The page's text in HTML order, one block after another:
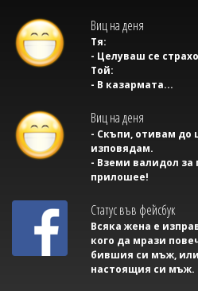
Виц на деня
Тя:
- Целуваш се
Той:
- В казармата...
Виц на деня
- Скъпи, отивам до
изповядам.
- Вземи валидол за
прилошее!
Статус във фейсбук
Всяка жена е
кого да мрази
бившия си мъж,
настоящия си мъж.